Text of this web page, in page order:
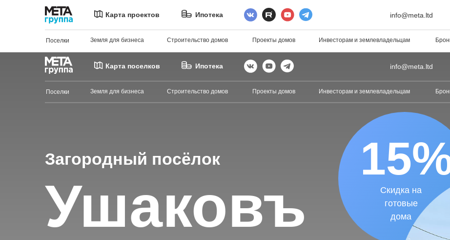
Поселки Земля для бизнеса Строительство домов Проекты домов Инвесторам и землевладельцам
info@meta.ltd
Карта проектов Ипотека
Поселки Земля для бизнеса Строительство домов Проекты домов Инвесторам и землевладельцам
info@meta.ltd
Карта поселков Ипотека
Ушаковъ
Загородный посёлок
Скидка на
готовые
дома